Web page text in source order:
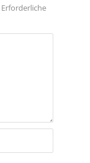
Erforderliche